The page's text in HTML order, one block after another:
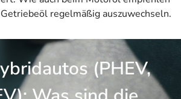
regelmäßig auszuwechseln.
(PHEV,